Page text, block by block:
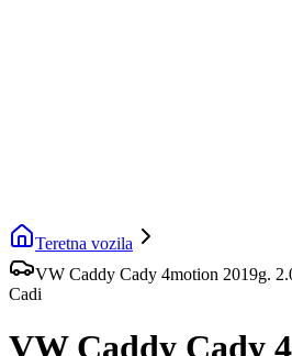
Teretna vozila
VW Caddy Cady 4motion 2019g.
Cadi
VW Caddy Cady